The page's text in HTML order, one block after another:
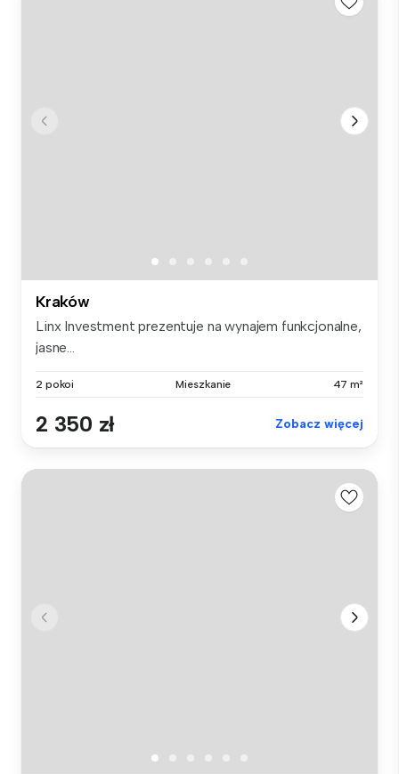
Kraków
Linx Investment prezentuje na wynajem funkcjonalne,
jasne...
2 pokoi Mieszkanie 47 m²
2 350 zł Zobacz więcej